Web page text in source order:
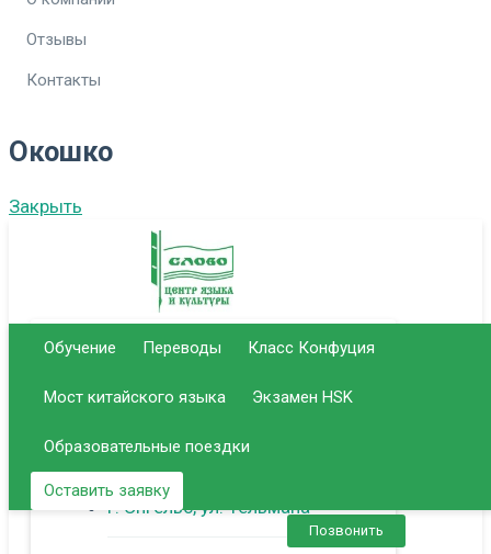
Отзывы
Контакты
Окошко
Закрыть
Позвонить
г. Саратов Центральный офис
г. Балаково
г. Энгельс, ул. Тельмана
Обучение Переводы Класс Конфуция
Мост китайского языка Экзамен HSK
Образовательные поездки
Оставить заявку